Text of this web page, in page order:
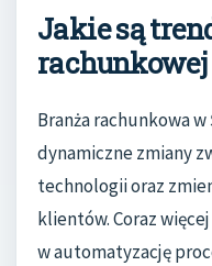
Jakie są
Branża rachunkowa
dynamiczne zmiany
technologii oraz
klientów. Coraz
w automatyzację